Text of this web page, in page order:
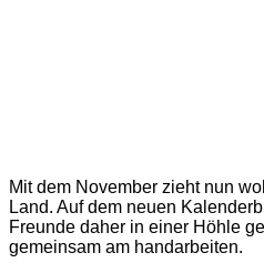
Mit dem November zieht nun
Land. Auf dem neuen
Freunde daher in einer Höhle
gemeinsam am handarbeiten.